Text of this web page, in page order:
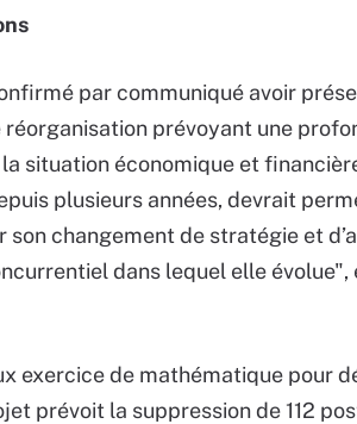
par communiqué avoir
prévoyant une
situation économique et
plusieurs années, devrait
changement de stratégie et
dans lequel elle évolue",
exercice de mathématique pour
prévoit la suppression de 112